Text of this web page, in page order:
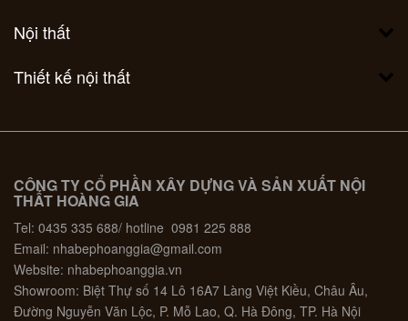
Nội thất
Thiết kế nội thất
CÔNG TY CỔ PHẦN XÂY DỰNG VÀ SẢN XUẤT NỘI
THẤT HOÀNG GIA
Tel: 0435 335 688/ hotline 0981 225 888
Email: nhabephoanggia@gmail.com
Website: nhabephoanggia.vn
Showroom: Biệt Thự số 14 Lô 16A7 Làng Việt Kiều, Châu Âu,
Đường Nguyễn Văn Lộc, P. Mỗ Lao, Q. Hà Đông, TP. Hà Nội